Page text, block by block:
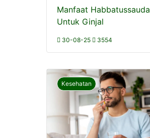
Manfaat Habbatussauda
Untuk Ginjal
30-08-25 3554
Kesehatan